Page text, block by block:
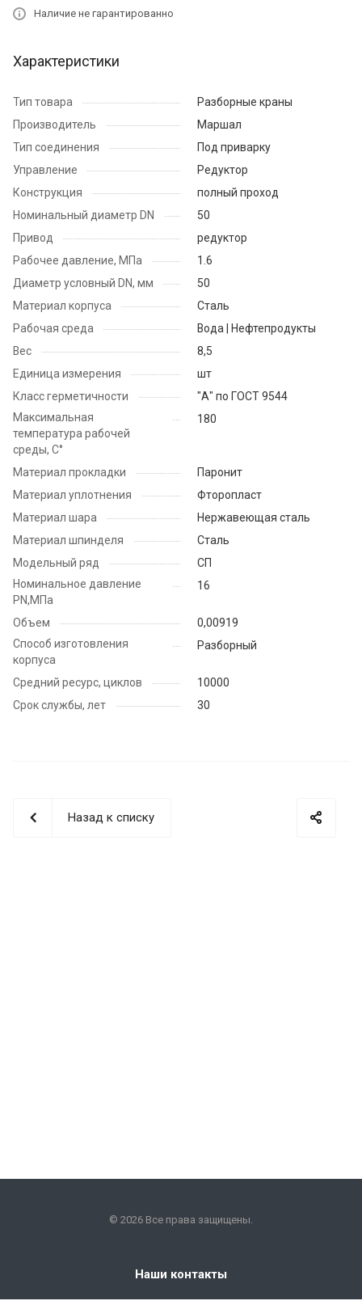
Наличие не гарантированно
Характеристики
Тип товара
Разборные краны
Производитель
Маршал
Тип соединения
Под приварку
Управление
Редуктор
Конструкция
полный проход
Номинальный диаметр DN
50
Привод
редуктор
Рабочее давление, МПа
1.6
Диаметр условный DN, мм
50
Материал корпуса
Сталь
Рабочая среда
Вода | Нефтепродукты
Вес
8,5
Единица измерения
шт
Класс герметичности
"А" по ГОСТ 9544
Максимальная
температура рабочей
среды, С°
180
Материал прокладки
Паронит
Материал уплотнения
Фторопласт
Материал шара
Нержавеющая сталь
Материал шпинделя
Сталь
Модельный ряд
СП
Номинальное давление
PN,МПа
16
Объем
0,00919
Способ изготовления
корпуса
Разборный
Средний ресурс, циклов
10000
Срок службы, лет
30
Назад к списку
© 2026 Все права защищены.
Наши контакты